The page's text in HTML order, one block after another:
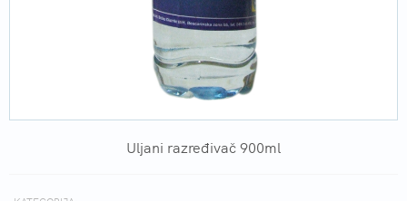
Uljani razređivač 900ml